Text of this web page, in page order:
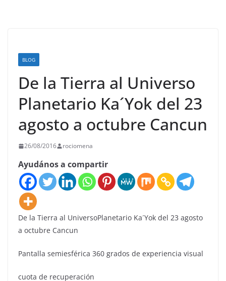
BLOG
De la Tierra al Universo
Planetario Ka´Yok del 23
agosto a octubre Cancun
26/08/2016 rociomena
Ayudános a compartir
De la Tierra al UniversoPlanetario Ka´Yok del 23 agosto
a octubre Cancun
Pantalla semiesférica 360 grados de experiencia visual
cuota de recuperación